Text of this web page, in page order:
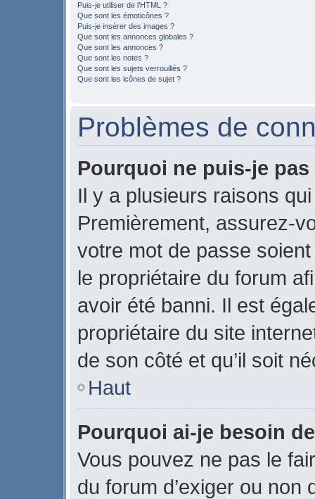
Puis-je utiliser de l’HTML ?
Que sont les émoticônes ?
Puis-je insérer des images ?
Que sont les annonces globales ?
Que sont les annonces ?
Que sont les notes ?
Que sont les sujets verrouillés ?
Que sont les icônes de sujet ?
Problèmes de
Pourquoi ne puis-je
Il y a plusieurs raisons
Premièrement, assurez-
votre mot de passe
le propriétaire du forum
avoir été banni. Il est
propriétaire du site
de son côté et qu’il soit
Haut
Pourquoi ai-je besoin
Vous pouvez ne pas le
du forum d’exiger ou